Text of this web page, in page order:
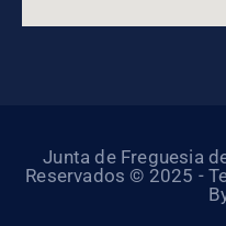
Junta de Freguesia
Reservados © 2025 -